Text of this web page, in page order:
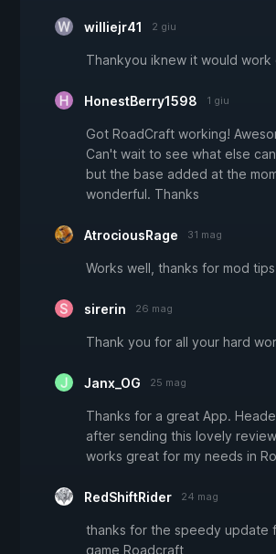
williejr41 2 giu
Thankyou iknew it would work
HonestBerry1598 1 giu
Got RoadCraft working!
Can't wait to see what else
but the base added at the
wonderful. Thanks
AtrociousRage 31 mag
Works well, thanks for mod
sirerin 26 mag
Thank you for all your hard
Janx_OG 25 mag
Thanks for a great App.
after sending this lovely
works great for my needs in
RedShiftRider 24 mag
thanks for the speedy update
game Roadcraft